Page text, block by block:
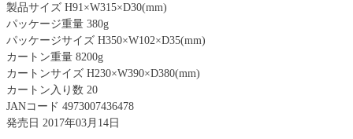
製品サイズ H91×W315×D30(mm)
パッケージ重量 380g
パッケージサイズ H350×W102×D35(mm)
カートン重量 8200g
カートンサイズ H230×W390×D380(mm)
カートン入り数 20
JANコード 4973007436478
発売日 2017年03月14日